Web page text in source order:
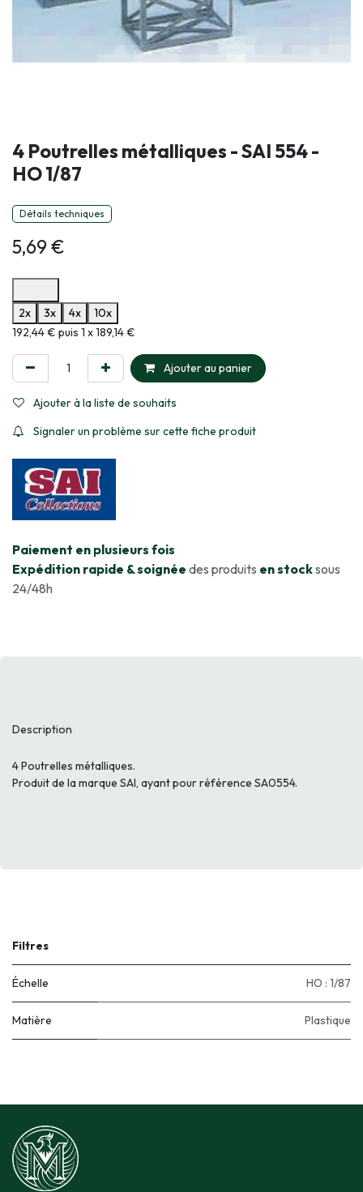
4 Poutrelles métalliques - SAI 554 -
HO 1/87
Détails techniques
5,69€
2x
3x 4x
10x
Informations sur le plan de paiement sélectionné
192,44 € puis 1 x 189,14 €
Ajouter au panier
Ajouter à la liste de souhaits
Signaler un problème sur cette fiche produit
​Paiement en plusieurs fois
Expédition rapide & soignée des produits en stocksous
24/48h
Description
4 Poutrelles métalliques.
Produit de la marque SAI, ayant pour référence SA0554.
Filtres
Échelle HO : 1/87
Matière Plastique